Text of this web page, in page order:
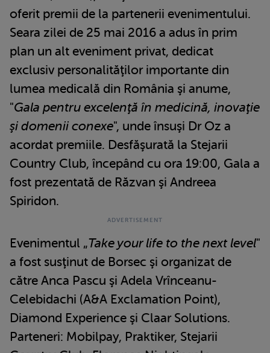
oferit premii de la partenerii evenimentului.
Seara zilei de 25 mai 2016 a adus în prim
plan un alt eveniment privat, dedicat
exclusiv personalităţilor importante din
lumea medicală din România şi anume,
"Gala pentru excelenţă în medicină, inovaţie
şi domenii conexe", unde însuşi Dr Oz a
acordat premiile. Desfăşurată la Stejarii
Country Club, începând cu ora 19:00, Gala a
fost prezentată de Răzvan şi Andreea
Spiridon.
Evenimentul „Take your life to the next level"
a fost susţinut de Borsec şi organizat de
către Anca Pascu şi Adela Vrînceanu-
Celebidachi (A&A Exclamation Point),
Diamond Experience şi Claar Solutions.
Parteneri: Mobilpay, Praktiker, Stejarii